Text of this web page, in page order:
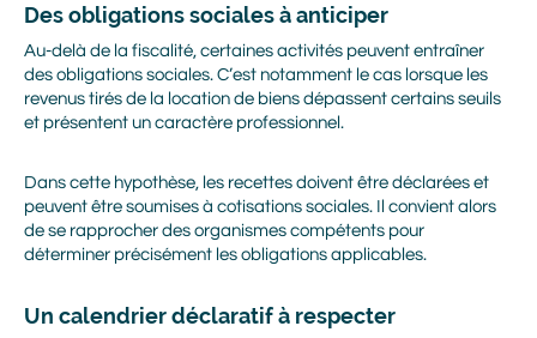
Des obligations sociales à anticiper
Au-delà de la fiscalité, certaines activités peuvent entraîner
des obligations sociales. C’est notamment le cas lorsque les
revenus tirés de la location de biens dépassent certains seuils
et présentent un caractère professionnel.
Dans cette hypothèse, les recettes doivent être déclarées et
peuvent être soumises à cotisations sociales. Il convient alors
de se rapprocher des organismes compétents pour
déterminer précisément les obligations applicables.
Un calendrier déclaratif à respecter